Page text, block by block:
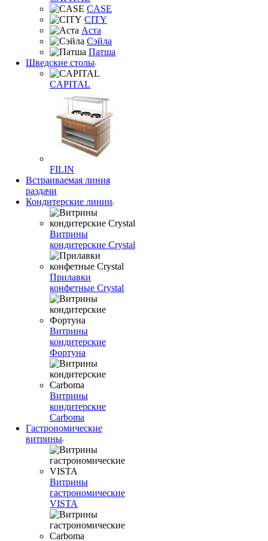
CASE
CITY
Аста
Сэйла
Патша
Шведские столы
CAPITAL
FILIN
Встраиваемая линия
раздачи
Кондитерские линии
Витрины
кондитерские Crystal
Прилавки
конфетные Crystal
Витрины
кондитерские
Фортуна
Витрины
кондитерские
Carboma
Гастрономические
витрины
Витрины
гастрономические
VISTA